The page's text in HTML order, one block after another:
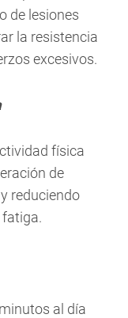
de lesiones
la resistencia
excesivos.
física
de
reduciendo
al día